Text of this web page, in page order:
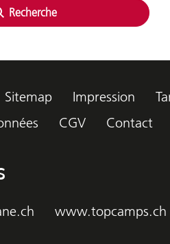
Recherche
Sitemap Impression
CGV Contact
www.topcamps.ch